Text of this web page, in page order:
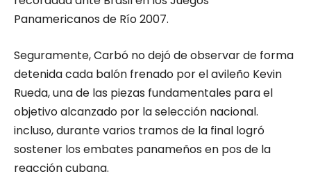
Panamericanos de Río 2007.
Seguramente, Carbó no dejó de observar de forma
detenida cada balón frenado por el avileño Kevin
Rueda, una de las piezas fundamentales para el
objetivo alcanzado por la selección nacional.
incluso, durante varios tramos de la final logró
sostener los embates panameños en pos de la
reacción cubana.